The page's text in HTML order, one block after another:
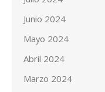
Junio 2024
Mayo 2024
Abril 2024
Marzo 2024